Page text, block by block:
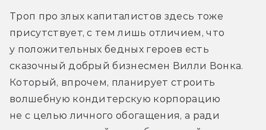
Троп про злых капиталистов здесь тоже
присутствует, с тем лишь отличием, что
у положительных бедных героев есть
сказочный добрый бизнесмен Вилли Вонка.
Который, впрочем, планирует строить
волшебную кондитерскую корпорацию
не с целью личного обогащения, а ради